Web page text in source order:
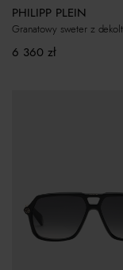
PHILIPP PLEIN
6 360 zł